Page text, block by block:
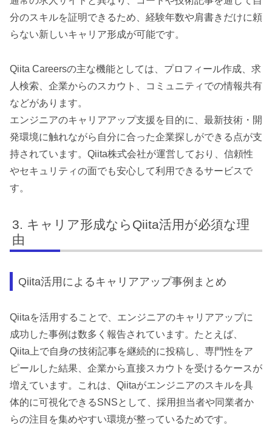
分のスキルを証明できるため、経験年数や肩書きだけに頼
らない新しいキャリア形成が可能です。
Qiita Careersの主な機能としては、プロフィール作成、求
人検索、企業からのスカウト、コミュニティでの情報共有
などがあります。
エンジニアのキャリアアップ支援を目的に、最新技術・開
発環境に触れながら自分に合った企業探しができる点が支
持されています。Qiita株式会社が運営しており、信頼性
やセキュリティの面でも安心して利用できるサービスで
す。
キャリア形成ならQiita活用が必須な理
由
Qiita活用によるキャリアアップ事例まとめ
Qiitaを活用することで、エンジニアのキャリアアップに
成功した事例は数多く報告されています。たとえば、
Qiita上で自身の技術記事を継続的に投稿し、専門性をア
ピールした結果、企業から直接スカウトを受けるケースが
増えています。これは、Qiitaがエンジニアのスキルを具
体的に可視化できるSNSとして、採用担当者や同業者か
らの注目を集めやすい環境が整っているためです。